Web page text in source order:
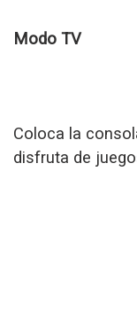
Modo TV
Coloca la
disfruta de